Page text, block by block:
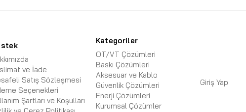
ve İade
Satış Sözleşmesi
Seçenekleri
Şartları ve Koşulları
Kategoriler
OT/VT Çözümleri
Baskı Çözümleri
Aksesuar ve Kablo
Güvenlik Çözümleri
Enerji Çözümleri
Kurumsal Çözümler
Giriş Yap